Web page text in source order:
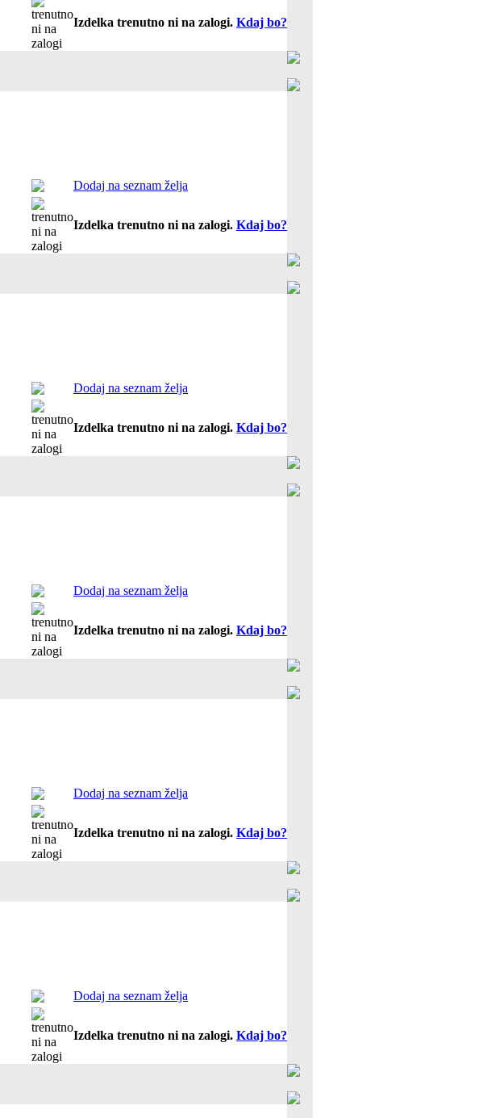
Izdelka trenutno ni na zalogi. Kdaj bo?
Dodaj na seznam želja
Izdelka trenutno ni na zalogi. Kdaj bo?
Dodaj na seznam želja
Izdelka trenutno ni na zalogi. Kdaj bo?
Dodaj na seznam želja
Izdelka trenutno ni na zalogi. Kdaj bo?
Dodaj na seznam želja
Izdelka trenutno ni na zalogi. Kdaj bo?
Dodaj na seznam želja
Izdelka trenutno ni na zalogi. Kdaj bo?